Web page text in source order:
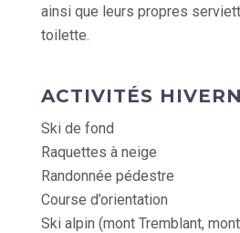
ainsi que leurs propres
toilette.
ACTIVITÉS
Ski de fond
Raquettes à neige
Randonnée pédestre
Course d’orientation
Ski alpin (mont Tremblant,